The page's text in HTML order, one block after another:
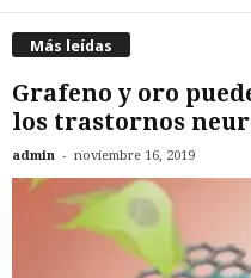
Más leídas
Grafeno y oro
los trastornos
admin - noviembre 16, 2019